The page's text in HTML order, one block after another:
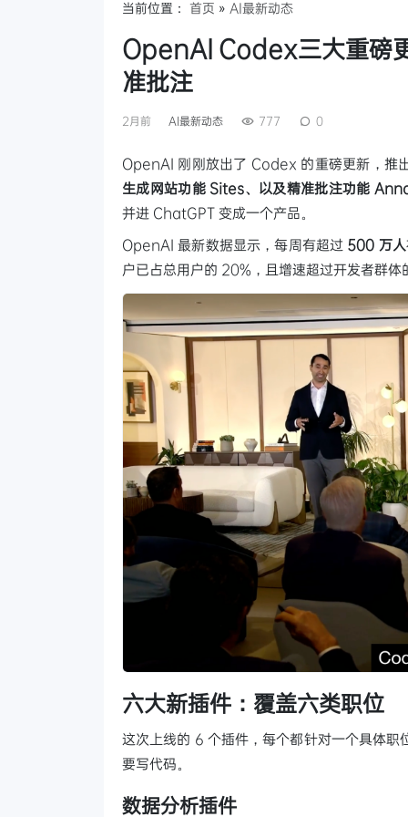
当前位置： 首页 » AI最新动态
OpenAI Codex三大重磅
准批注
2月前 AI最新动态 777 0
OpenAI 刚刚放出了 Codex 的重磅更新，推
生成网站功能 Sites、以及精准批注功能
并进 ChatGPT 变成一个产品。
OpenAI 最新数据显示，每周有超过 500 万人
户已占总用户的 20%，且增速超过开发者群体
六大新插件：覆盖六类职位
这次上线的 6 个插件，每个都针对一个具体
要写代码。
数据分析插件